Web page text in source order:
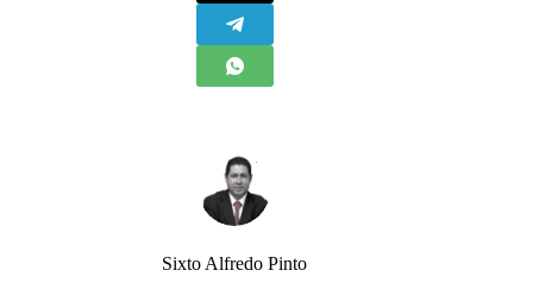
Sixto Alfredo Pinto